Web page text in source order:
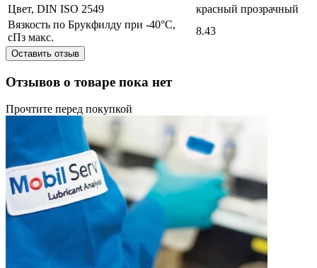
Цвет, DIN ISO 2549
красный прозрачный
Вязкость по Брукфилду при -40°C,
cПз макс.
8.43
Оставить отзыв
Отзывов о товаре пока нет
Прочтите перед покупкой